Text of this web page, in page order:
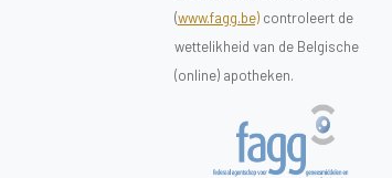
(www.fagg.be)controleert de
wettelikheid van de Belgische
(online) apotheken.